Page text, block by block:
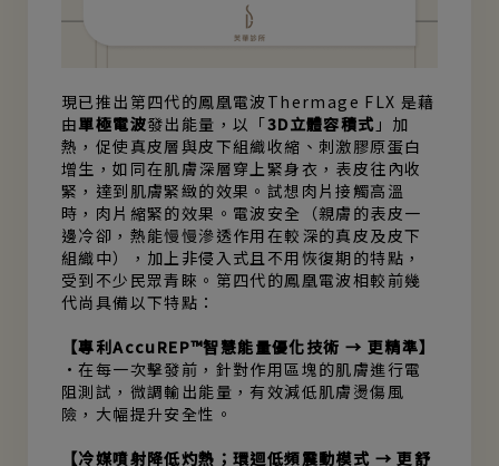
現已推出第四代的鳳凰電波Thermage FLX 是藉
由單極電波發出能量，以「3D立體容積式 」加
熱，促使真皮層與皮下組織收縮、刺激膠原蛋白
增生，如同在肌膚深層穿上緊身衣，表皮往內收
緊，達到肌膚緊緻的效果。試想肉片接觸高溫
時，肉片縮緊的效果。電波安全（親膚的表皮一
邊冷卻，熱能慢慢滲透作用在較深的真皮及皮下
組織中），加上非侵入式且不用恢復期的特點，
受到不少民眾青睞。第四代的鳳凰電波相較前幾
代尚具備以下特點：
【專利AccuREP™智慧能量優化技術 → 更精準】
•在每一次擊發前，針對作用區塊的肌膚進行電
阻測試，微調輸出能量，有效減低肌膚燙傷風
險，大幅提升安全性。
【冷媒噴射降低灼熱；環迴低頻震動模式 → 更舒